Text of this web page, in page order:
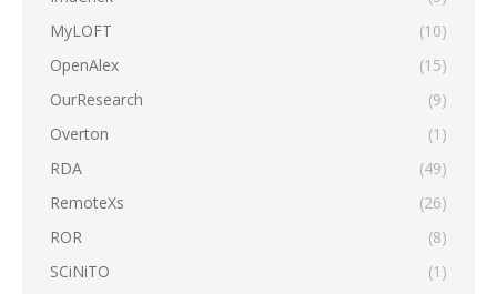
MyLOFT
(10)
OpenAlex
(15)
OurResearch
(9)
Overton
(1)
RDA
(49)
RemoteXs
(26)
ROR
(8)
SCiNiTO
(1)